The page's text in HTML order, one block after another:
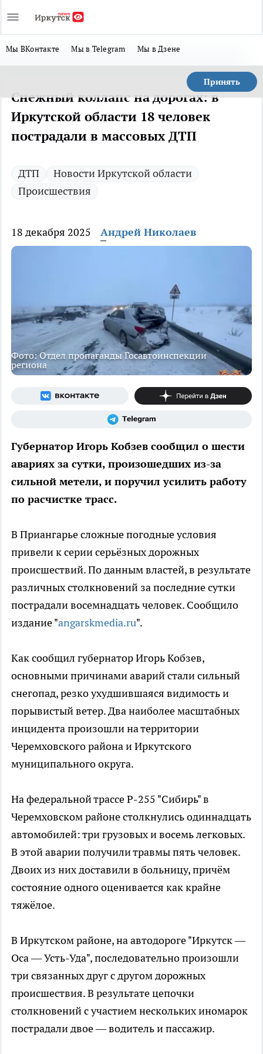
Мы ВКонтакте Мы в Telegram Мы в Дзене
Принять
Снежный коллапс на дорогах: в
Иркутской области 18 человек
пострадали в массовых ДТП
ДТП
Новости Иркутской области
Происшествия
18 декабря 2025 Андрей Николаев
Фото: Отдел пропаганды Госавтоинспекции
региона
Губернатор Игорь Кобзев сообщил о шести
авариях за сутки, произошедших из-за
сильной метели, и поручил усилить работу
по расчистке трасс.
В Приангарье сложные погодные условия
привели к серии серьёзных дорожных
происшествий. По данным властей, в результате
различных столкновений за последние сутки
пострадали восемнадцать человек. Сообщило
издание "angarskmedia.ru".
Как сообщил губернатор Игорь Кобзев,
основными причинами аварий стали сильный
снегопад, резко ухудшившаяся видимость и
порывистый ветер. Два наиболее масштабных
инцидента произошли на территории
Черемховского района и Иркутского
муниципального округа.
На федеральной трассе Р-255 "Сибирь" в
Черемховском районе столкнулись одиннадцать
автомобилей: три грузовых и восемь легковых.
В этой аварии получили травмы пять человек.
Двоих из них доставили в больницу, причём
состояние одного оценивается как крайне
тяжёлое.
В Иркутском районе, на автодороге "Иркутск —
Оса — Усть-Уда", последовательно произошли
три связанных друг с другом дорожных
происшествия. В результате цепочки
столкновений с участием нескольких иномарок
пострадали двое — водитель и пассажир.